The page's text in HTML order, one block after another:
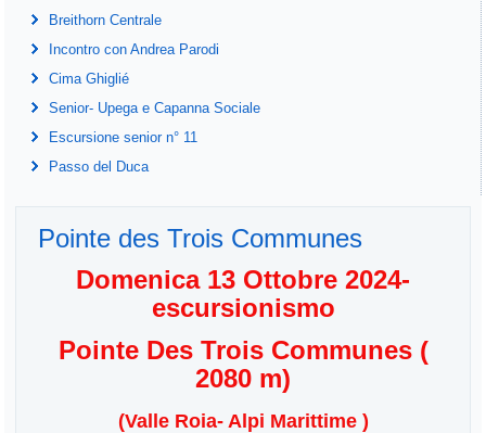
Breithorn Centrale
Incontro con Andrea Parodi
Cima Ghiglié
Senior- Upega e Capanna Sociale
Escursione senior n° 11
Passo del Duca
Pointe des Trois Communes
Domenica 13 Ottobre 2024-
escursionismo
Pointe Des Trois Communes (
2080 m)
(Valle Roia- Alpi Marittime )